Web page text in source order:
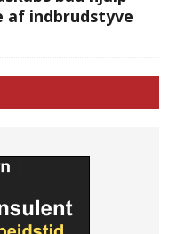
af indbrudstyve